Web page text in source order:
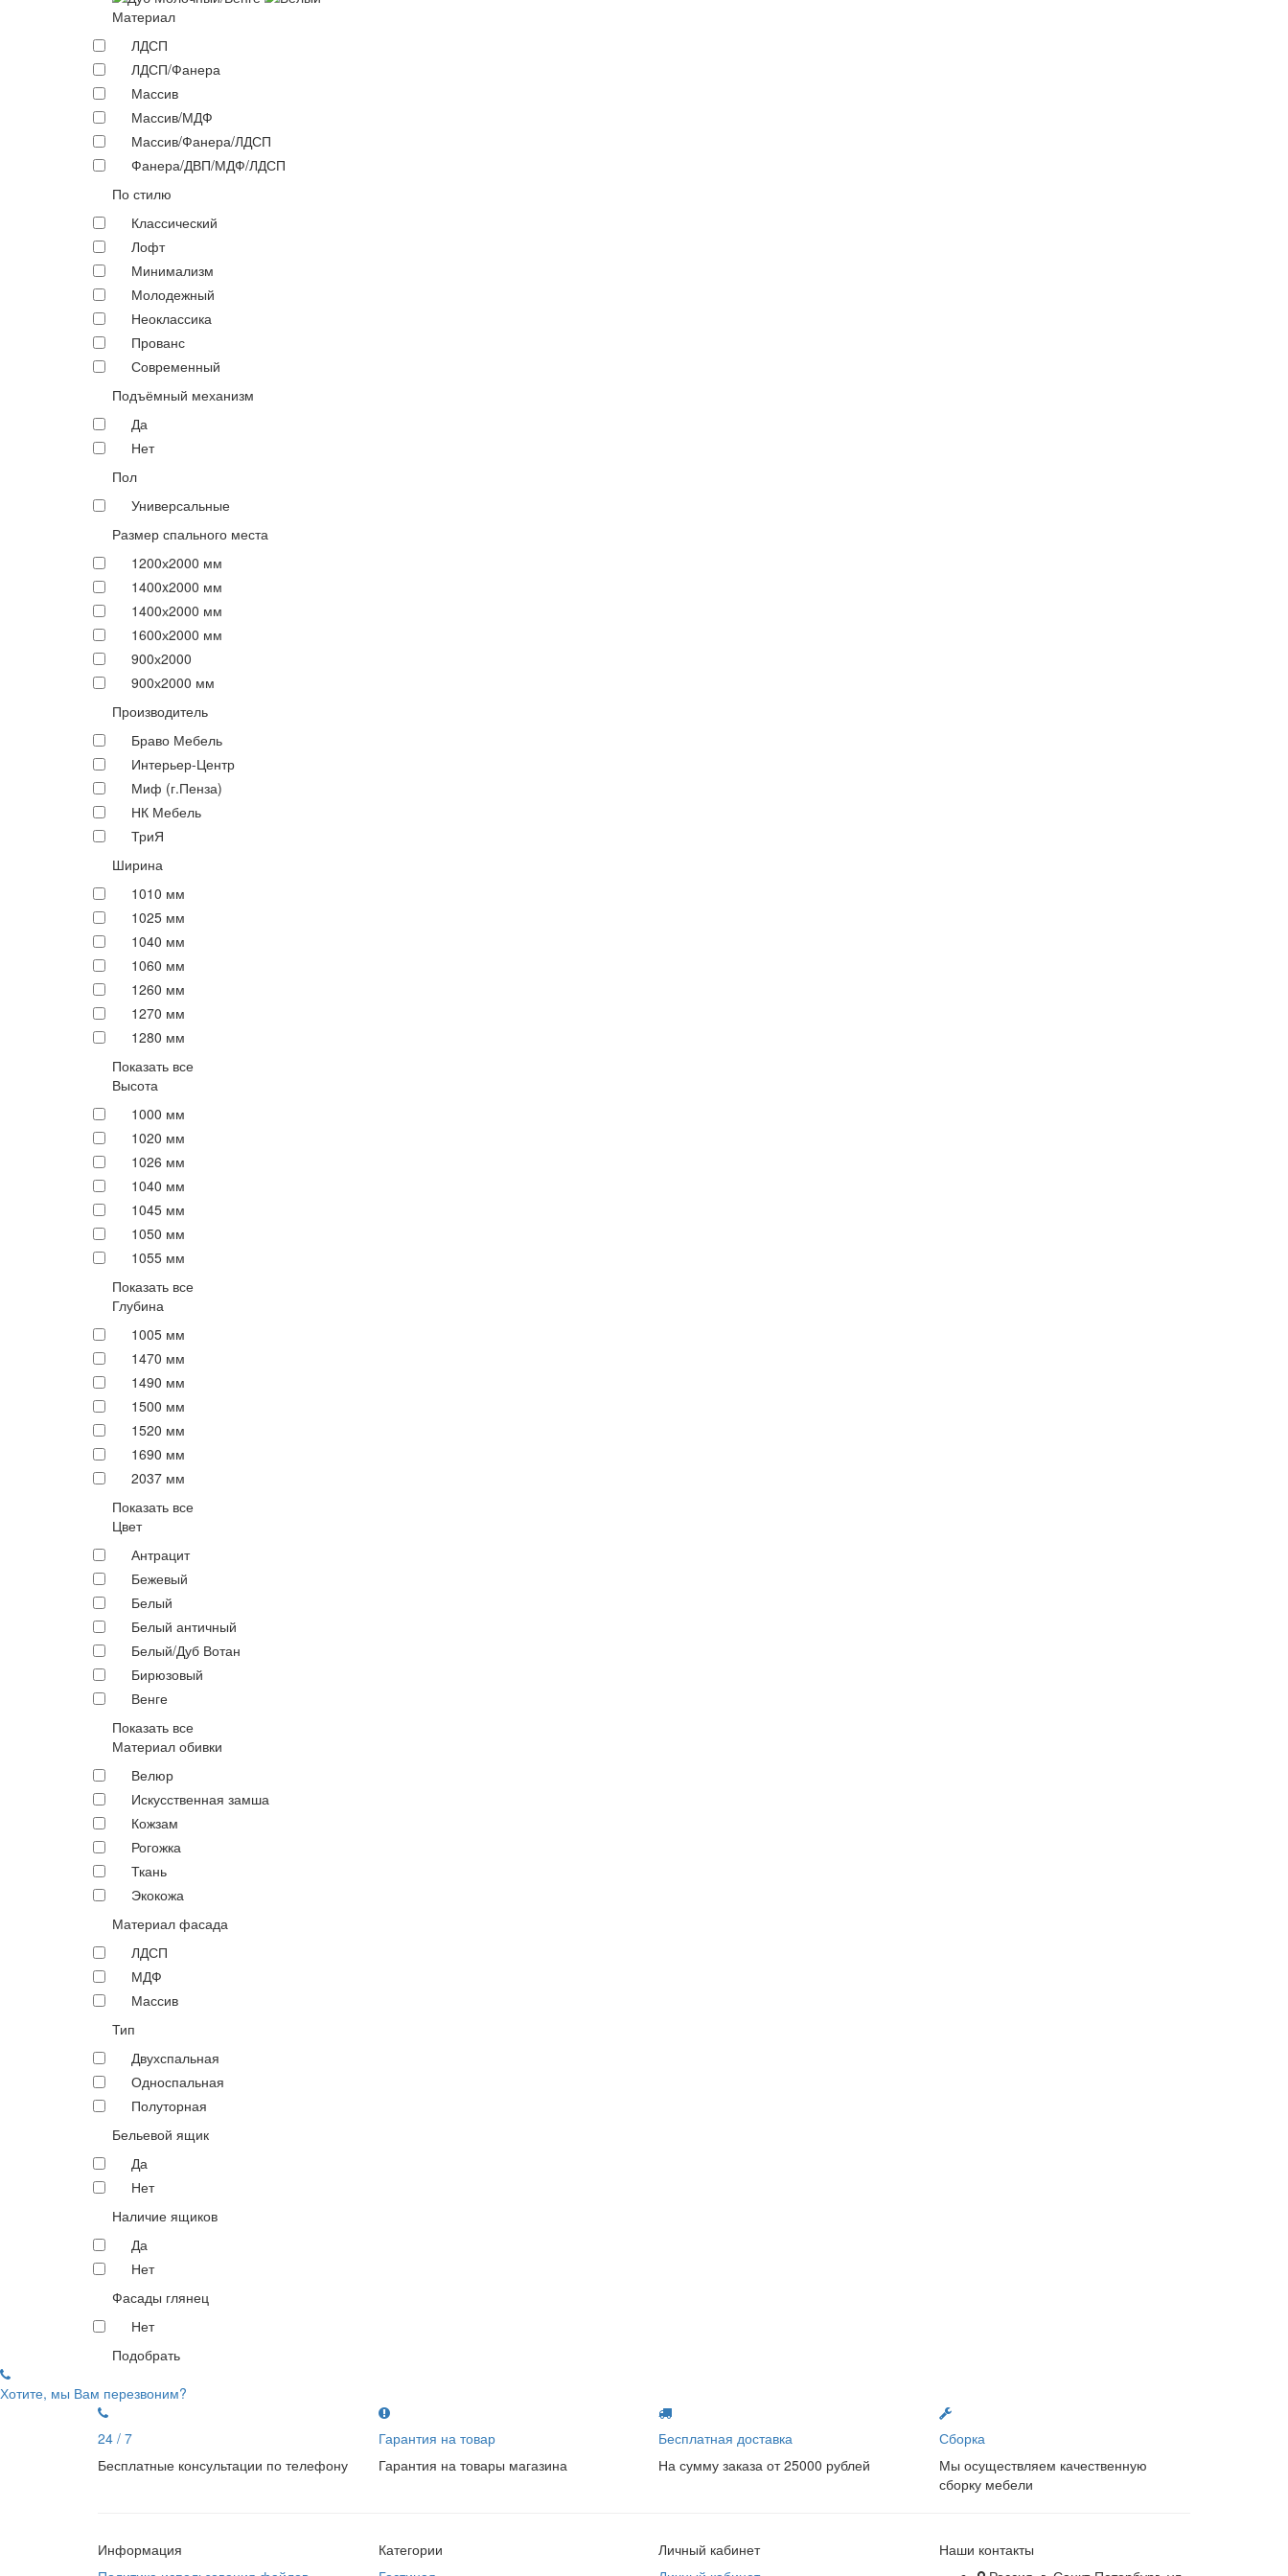
Материал
ЛДСП
ЛДСП/Фанера
Массив
Массив/МДФ
Массив/Фанера/ЛДСП
Фанера/ДВП/МДФ/ЛДСП
По стилю
Классический
Лофт
Минимализм
Молодежный
Неоклассика
Прованс
Современный
Подъёмный механизм
Да
Нет
Пол
Универсальные
Размер спального места
1200х2000 мм
1400x2000 мм
1400х2000 мм
1600х2000 мм
900х2000
900х2000 мм
Производитель
Браво Мебель
Интерьер-Центр
Миф (г.Пенза)
НК Мебель
ТриЯ
Ширина
1010 мм
1025 мм
1040 мм
1060 мм
1260 мм
1270 мм
1280 мм
Показать все
Высота
1000 мм
1020 мм
1026 мм
1040 мм
1045 мм
1050 мм
1055 мм
Показать все
Глубина
1005 мм
1470 мм
1490 мм
1500 мм
1520 мм
1690 мм
2037 мм
Показать все
Цвет
Антрацит
Бежевый
Белый
Белый античный
Белый/Дуб Вотан
Бирюзовый
Венге
Показать все
Материал обивки
Велюр
Искусственная замша
Кожзам
Рогожка
Ткань
Экокожа
Материал фасада
ЛДСП
МДФ
Массив
Тип
Двухспальная
Односпальная
Полуторная
Бельевой ящик
Да
Нет
Наличие ящиков
Да
Нет
Фасады глянец
Нет
Подобрать
Хотите, мы Вам перезвоним?
24 / 7
Бесплатные консультации по телефону
Гарантия на товар
Гарантия на товары магазина
Бесплатная доставка
На сумму заказа от 25000 рублей
Сборка
Мы осуществляем качественную
сборку мебели
Информация
Категории
Личный кабинет
Наши контакты